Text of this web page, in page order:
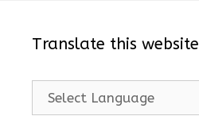
Translate this website